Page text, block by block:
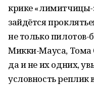
крике
зайдётся
не только
Микки-Мауса, Тома
да и не их одних,
условность реплик